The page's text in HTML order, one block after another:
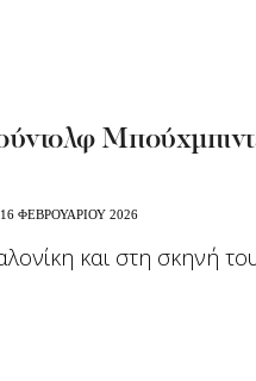
ΦΕΒΡΟΥΑΡΙΟΥ 2026
και στη σκηνή